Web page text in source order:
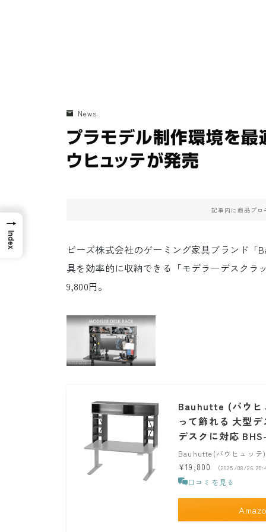
News
プラモデル制作環境を最
ウヒュッテが発売
記事内に商品プ
ビーズ株式会社のゲーミング家具ブランド「
具を効率的に収納できる「モデラーデスクラ
9,800円。
Bauhutte (バウヒ
って飾れる 大型
デスクに対応
Bauhutte(バウヒュッテ)
¥19,800 （2025/08/26
口コミを見る
→
Index